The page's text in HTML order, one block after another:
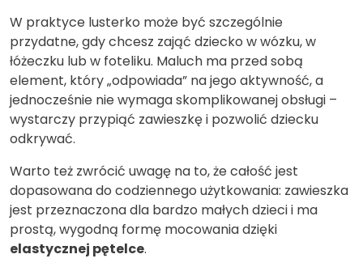
W praktyce lusterko może być szczególnie
przydatne, gdy chcesz zająć dziecko w wózku, w
łóżeczku lub w foteliku. Maluch ma przed sobą
element, który „odpowiada” na jego aktywność, a
jednocześnie nie wymaga skomplikowanej obsługi –
wystarczy przypiąć zawieszkę i pozwolić dziecku
odkrywać.
Warto też zwrócić uwagę na to, że całość jest
dopasowana do codziennego użytkowania: zawieszka
jest przeznaczona dla bardzo małych dzieci i ma
prostą, wygodną formę mocowania dzięki
elastycznej pętelce.